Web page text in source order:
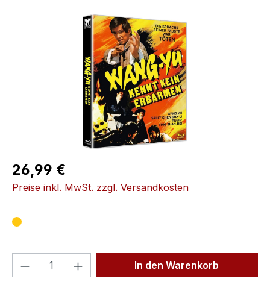
Bildergalerie überspringen
Regulärer Preis:
26,99 €
Preise inkl. MwSt. zzgl. Versandkosten
Produkt Anzahl: Gib denIn den Warenkorb